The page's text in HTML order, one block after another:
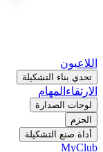
اللاعبون
تحدي بناء التشكيلة
الارتقاء المهام
لوحات الصدارة
الحزم
أداة صنع التشكيلة
MyClub